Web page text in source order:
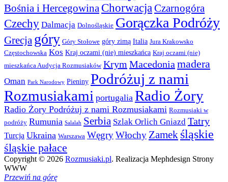
Bośnia i Hercegowina Chorwacja Czarnogóra
Czechy Dalmacja Dolnośląskie Gorączka Podróży
Grecja góry Góry Stołowe góry zimą Italia Jura Krakowsko
Częstochowska Kos Kraj oczami (nie) mieszkańca Kraj oczami (nie)
mieszkańca Audycja Rozmusiaków Krym Macedonia madera
Oman Park Narodowy Pieniny Podróżuj z nami
Rozmusiakami portugalia Radio Żory
Radio Żory Podróżuj z nami Rozmusiakami Rozmusiaki w
podróży Rumunia Salalah Serbia Szlak Orlich Gniazd Tatry
Turcja Ukraina Warszawa WęgryWłochy Zamek śląskie
śląskie pałace
Copyright © 2026 Rozmusiaki.pl. Realizacja Mephdesign Strony
WWW
Przewiń na górę